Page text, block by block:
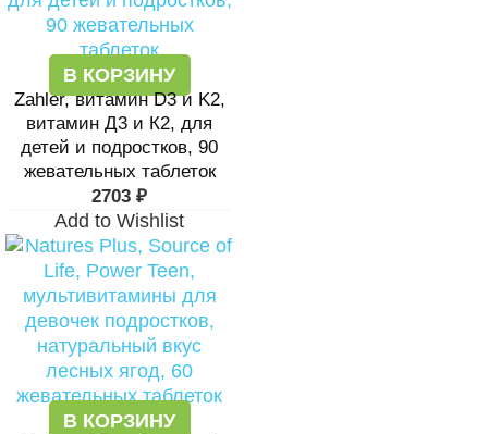
В КОРЗИНУ
Zahler, витамин D3 и K2,
витамин Д3 и К2, для
детей и подростков, 90
жевательных таблеток
2703 ₽
Add to Wishlist
В КОРЗИНУ